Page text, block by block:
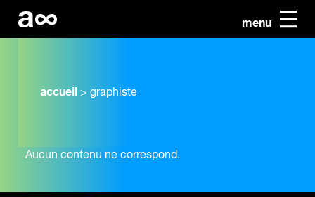
menu
accueil > graphiste
Aucun contenu ne correspond.